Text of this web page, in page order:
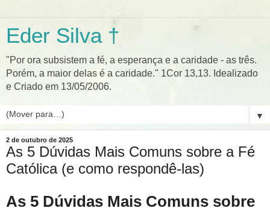
Eder Silva †
"Por ora subsistem a fé, a esperança e a caridade - as três.
Porém, a maior delas é a caridade." 1Cor 13,13. Idealizado
e Criado em 13/05/2006.
▼
2 de outubro de 2025
As 5 Dúvidas Mais Comuns sobre a Fé
Católica (e como respondê-las)
As 5 Dúvidas Mais Comuns sobre